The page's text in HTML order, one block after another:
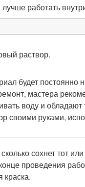
работать
раствор.
будет постоянно
мастера
воду и
своими руками,
сохнет тот
проведения